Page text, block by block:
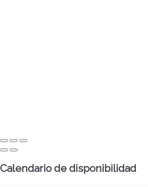
Calendario de disponibilidad